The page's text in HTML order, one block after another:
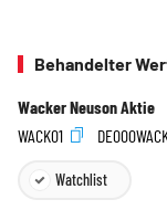
Behandelter
Wacker Neuson Aktie
WACK01
Watchlist